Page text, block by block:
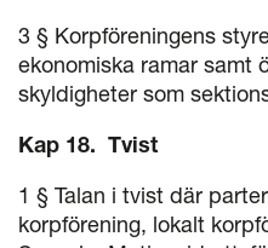
3 § Korpföreningens
ekonomiska ramar samt
skyldigheter som
Kap 18. Tvist
1 § Talan i tvist där
korpförening, lokalt